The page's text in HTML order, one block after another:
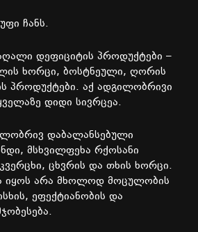
ჩანს.
დეფიციტის პროდუქტები –
ხორცი, ბოსტნეული, ღორის
პროდუქტები. აქ ადგილობრივი
დიდი სივრცეა.
დაბალანსებული
, მსხვილფეხა რქოსანი
კვერცხი, ცხვრის და თხის ხორცი.
იყოს არა მხოლოდ მოცულობის
, ეფექტიანობის და
.